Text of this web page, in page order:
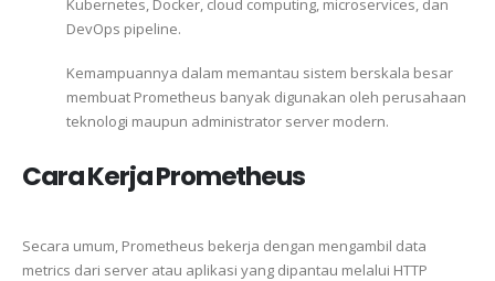
Kubernetes, Docker, cloud computing, microservices, dan
DevOps pipeline.
Kemampuannya dalam memantau sistem berskala besar
membuat Prometheus banyak digunakan oleh perusahaan
teknologi maupun administrator server modern.
Cara Kerja Prometheus
Secara umum, Prometheus bekerja dengan mengambil data
metrics dari server atau aplikasi yang dipantau melalui HTTP